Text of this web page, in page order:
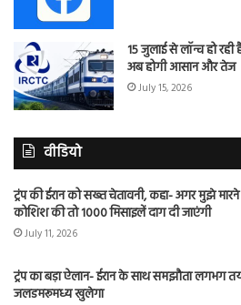
15 जुलाई से लॉन्च हो
अब होगी आसान और तेज
July 15, 2026
वीडियो
ट्रंप की ईरान को सख्त चेतावनी, कहा- अगर मुझे
कोशिश की तो 1000 मिसाइलें दाग दी जाएंगी
July 11, 2026
ट्रंप का बड़ा ऐलान- ईरान के साथ समझौता लगभग
जलडमरूमध्य खुलेगा